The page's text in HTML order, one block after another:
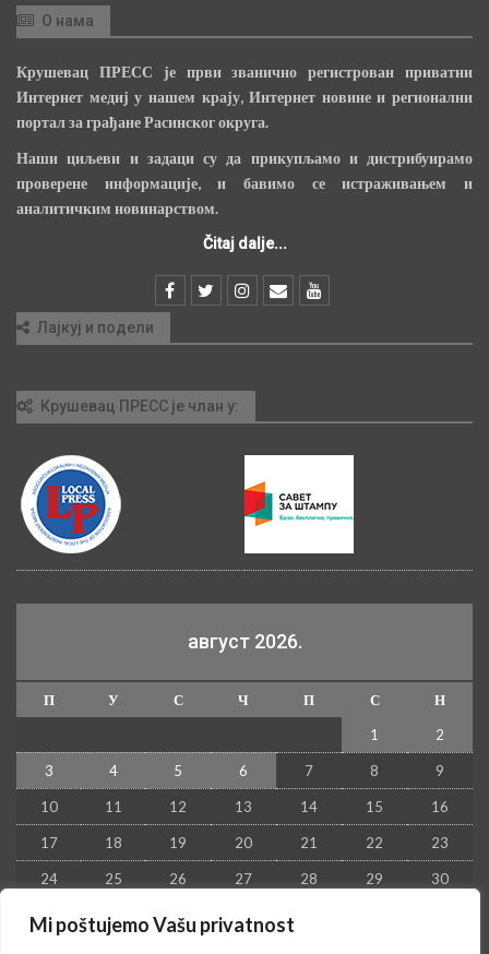
Mi poštujemo Vašu privatnost
О нама
Крушевац ПРЕСС је први званично регистрован приватни
Интернет медиј у нашем крају, Интернет новине и регионални
портал за грађане Расинског округа.
Наши циљеви и задаци су да прикупљамо и дистрибуирамо
проверене информације, и бавимо се истраживањем и
аналитичким новинарством.
Čitaj dalje...
Лајкуј и подели
Крушевац ПРЕСС је члан у:
август 2026.
П У С Ч П С
Н
1
2
3 4 5 6 7 8 9
10 11 12 13 14 15 16
17 18 19 20 21 22 23
24 25 26 27 28 29 30
31